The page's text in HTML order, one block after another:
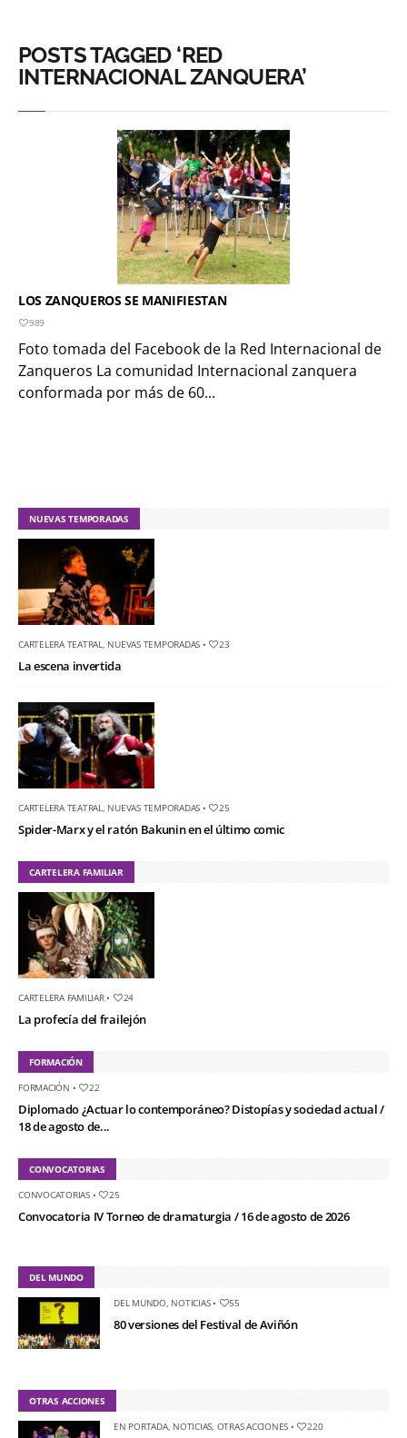
POSTS TAGGED ‘RED
INTERNACIONAL ZANQUERA’
LOS ZANQUEROS SE MANIFIESTAN
989
Foto tomada del Facebook de la Red Internacional de
Zanqueros La comunidad Internacional zanquera
conformada por más de 60...
NUEVAS TEMPORADAS
CARTELERA TEATRAL NUEVAS TEMPORADAS • 23
La escena invertida
CARTELERA TEATRAL NUEVAS TEMPORADAS • 25
Spider-Marx y el ratón Bakunin en el último comic
CARTELERA FAMILIAR
CARTELERA FAMILIAR• 24
La profecía del frailejón
FORMACIÓN
FORMACIÓN • 22
Diplomado ¿Actuar lo contemporáneo? Distopías y sociedad actual /
18 de agosto de...
CONVOCATORIAS
CONVOCATORIAS• 25
Convocatoria IV Torneo de dramaturgia / 16 de agosto de 2026
DEL MUNDO
DEL MUNDO, NOTICIAS• 55
80 versiones del Festival de Aviñón
OTRAS ACCIONES
EN PORTADA, NOTICIAS OTRAS ACCIONES • 220